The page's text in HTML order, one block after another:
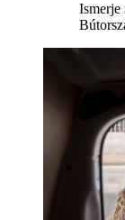
Ismerje